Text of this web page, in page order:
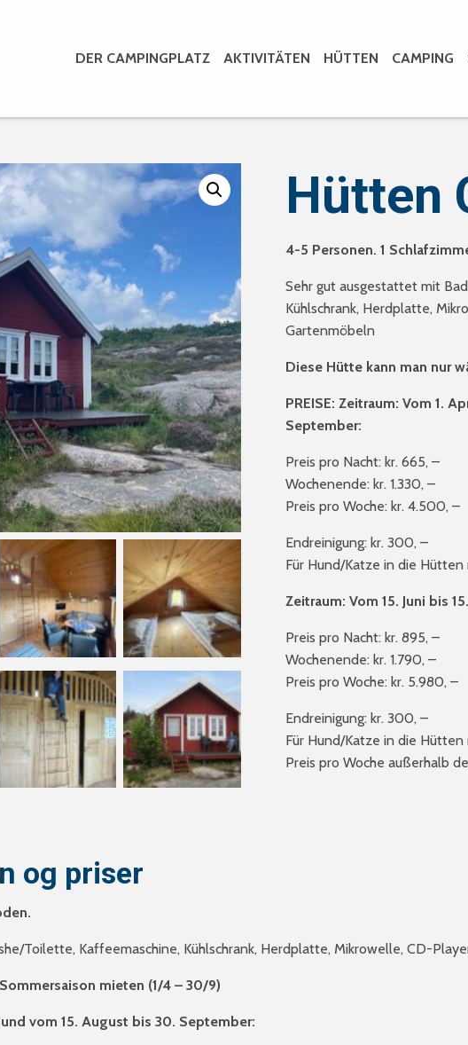
DER CAMPINGPLATZ AKTIVITÄTEN HÜTTEN CAMPING
Hütten
4-5 Personen. 1
Sehr gut ausgestattet mit
Kühlschrank, Herdplatte,
Gartenmöbeln
Diese Hütte kann man nur
PREISE:Zeitraum: Vom 1.
September:
Preis pro Nacht: kr. 665, –
Wochenende: kr. 1.330, –
Preis pro Woche: kr. 4.500, –
Endreinigung: kr. 300, –
Für Hund/Katze in die
Zeitraum: Vom 15. Juni bis
Preis pro Nacht: kr. 895, –
Wochenende: kr. 1.790, –
Preis pro Woche: kr. 5.980, –
Endreinigung: kr. 300, –
Für Hund/Katze in die
Preis pro Woche außerhalb
og priser
Toilette, Kaffeemaschine, Kühlschrank, Herdplatte, Mikrowelle, CD-
mieten (1/4 – 30/9)
und vom 15. August bis 30. September: